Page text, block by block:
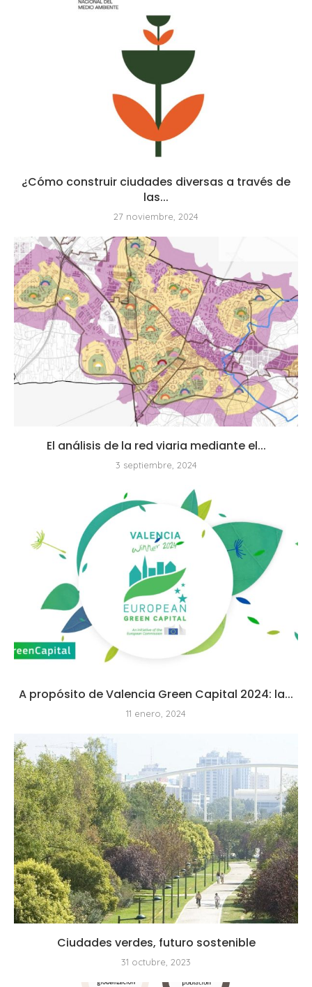
¿Cómo construir ciudades diversas a través de
las...
27 noviembre, 2024
El análisis de la red viaria mediante el...
3 septiembre, 2024
A propósito de Valencia Green Capital 2024: la...
11 enero, 2024
Ciudades verdes, futuro sostenible
31 octubre, 2023